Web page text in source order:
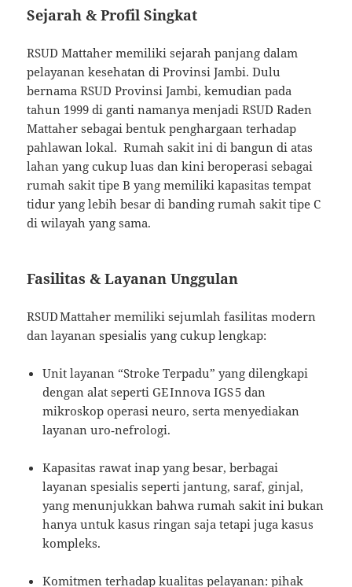
Sejarah & Profil Singkat
RSUD Mattaher memiliki sejarah panjang dalam
pelayanan kesehatan di Provinsi Jambi. Dulu
bernama RSUD Provinsi Jambi, kemudian pada
tahun 1999 di ganti namanya menjadi RSUD Raden
Mattaher sebagai bentuk penghargaan terhadap
pahlawan lokal. Rumah sakit ini di bangun di atas
lahan yang cukup luas dan kini beroperasi sebagai
rumah sakit tipe B yang memiliki kapasitas tempat
tidur yang lebih besar di banding rumah sakit tipe C
di wilayah yang sama.
Fasilitas & Layanan Unggulan
RSUD Mattaher memiliki sejumlah fasilitas modern
dan layanan spesialis yang cukup lengkap:
Unit layanan “Stroke Terpadu” yang dilengkapi
dengan alat seperti GE Innova IGS 5 dan
mikroskop operasi neuro, serta menyediakan
layanan uro‑nefrologi.
Kapasitas rawat inap yang besar, berbagai
layanan spesialis seperti jantung, saraf, ginjal,
yang menunjukkan bahwa rumah sakit ini bukan
hanya untuk kasus ringan saja tetapi juga kasus
kompleks.
Komitmen terhadap kualitas pelayanan: pihak